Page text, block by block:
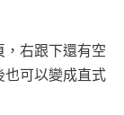
右跟下還有空
也可以變成直式